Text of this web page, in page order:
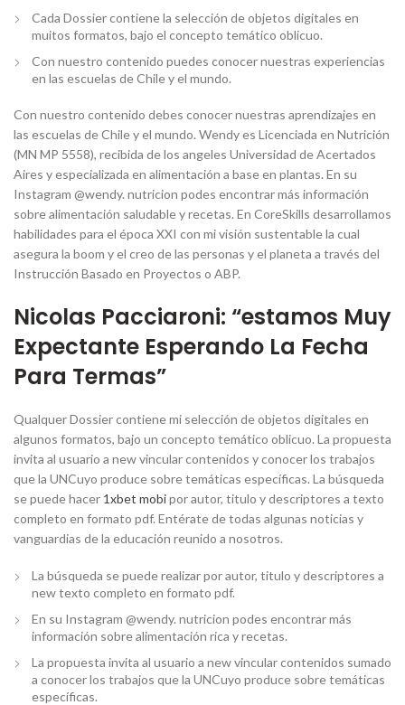
Cada Dossier contiene la selección de objetos digitales en
muitos formatos, bajo el concepto temático oblicuo.
Con nuestro contenido puedes conocer nuestras experiencias
en las escuelas de Chile y el mundo.
Con nuestro contenido debes conocer nuestras aprendizajes en
las escuelas de Chile y el mundo. Wendy es Licenciada en Nutrición
(MN MP 5558), recibida de los angeles Universidad de Acertados
Aires y especializada en alimentación a base en plantas. En su
Instagram @wendy. nutricion podes encontrar más información
sobre alimentación saludable y recetas. En CoreSkills desarrollamos
habilidades para el época XXI con mi visión sustentable la cual
asegura la boom y el creo de las personas y el planeta a través del
Instrucción Basado en Proyectos o ABP.
Nicolas Pacciaroni: “estamos Muy
Expectante Esperando La Fecha
Para Termas”
Qualquer Dossier contiene mi selección de objetos digitales en
algunos formatos, bajo un concepto temático oblicuo. La propuesta
invita al usuario a new vincular contenidos y conocer los trabajos
que la UNCuyo produce sobre temáticas específicas. La búsqueda
se puede hacer 1xbet mobipor autor, titulo y descriptores a texto
completo en formato pdf. Entérate de todas algunas noticias y
vanguardias de la educación reunido a nosotros.
La búsqueda se puede realizar por autor, titulo y descriptores a
new texto completo en formato pdf.
En su Instagram @wendy. nutricion podes encontrar más
información sobre alimentación rica y recetas.
La propuesta invita al usuario a new vincular contenidos sumado
a conocer los trabajos que la UNCuyo produce sobre temáticas
específicas.